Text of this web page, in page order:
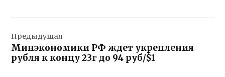
по
записям
Предыдущая
Минэкономики РФ ждет укрепления
рубля к концу 23г до 94 руб/$1